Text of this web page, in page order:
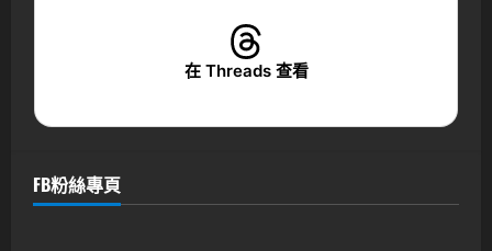
在 Threads 查看
FB粉絲專頁